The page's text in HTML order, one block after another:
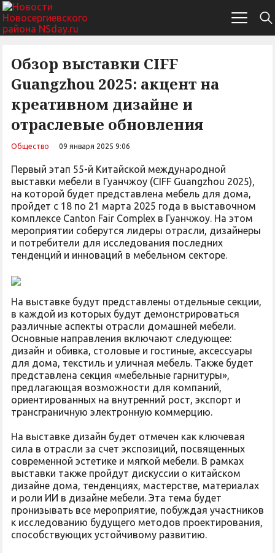
Обзор выставки CIFF
Guangzhou 2025: акцент на
креативном дизайне и
отраслевые обновления
Общество 09 января 2025 9:06
Первый этап 55-й Китайской международной
выставки мебели в Гуанчжоу (CIFF Guangzhou 2025),
на которой будет представлена мебель для дома,
пройдет с 18 по 21 марта 2025 года в выставочном
комплексе Canton Fair Complex в Гуанчжоу. На этом
мероприятии соберутся лидеры отрасли, дизайнеры
и потребители для исследования последних
тенденций и инноваций в мебельном секторе.
На выставке будут представлены отдельные секции,
в каждой из которых будут демонстрироваться
различные аспекты отрасли домашней мебели.
Основные направления включают следующее:
дизайн и обивка, столовые и гостиные, аксессуары
для дома, текстиль и уличная мебель. Также будет
представлена секция «мебельные гарнитуры»,
предлагающая возможности для компаний,
ориентированных на внутренний рост, экспорт и
трансграничную электронную коммерцию.
На выставке дизайн будет отмечен как ключевая
сила в отрасли за счет экспозиций, посвященных
современной эстетике и мягкой мебели. В рамках
выставки также пройдут дискуссии о китайском
дизайне дома, тенденциях, мастерстве, материалах
и роли ИИ в дизайне мебели. Эта тема будет
пронизывать все мероприятие, побуждая участников
к исследованию будущего методов проектирования,
способствующих устойчивому развитию.